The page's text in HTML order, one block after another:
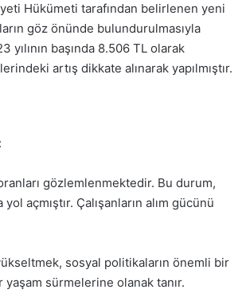
Hükümeti tarafından belirlenen yeni
göz önünde bulundurulmasıyla
başında 8.506 TL olarak
artış dikkate alınarak yapılmıştır.
gözlemlenmektedir. Bu durum,
açmıştır. Çalışanların alım gücünü
sosyal politikaların önemli bir
yaşam sürmelerine olanak tanır.